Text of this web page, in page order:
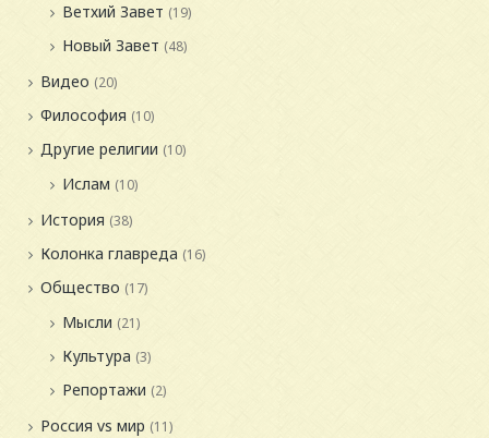
Ветхий Завет (19)
Новый Завет (48)
Видео (20)
Философия (10)
Другие религии (10)
Ислам (10)
История (38)
Колонка главреда (16)
Общество (17)
Мысли (21)
Культура (3)
Репортажи (2)
Россия vs мир (11)